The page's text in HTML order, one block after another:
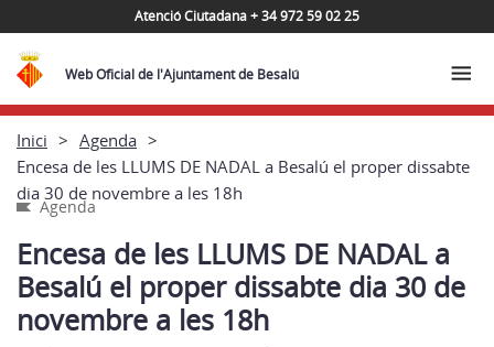
Atenció Ciutadana + 34 972 59 02 25
Web Oficial de l'Ajuntament de Besalú
Inici
Agenda
Encesa de les LLUMS DE NADAL a Besalú el proper dissabte
dia 30 de novembre a les 18h
Agenda
Encesa de les LLUMS DE NADAL a
Besalú el proper dissabte dia 30 de
novembre a les 18h